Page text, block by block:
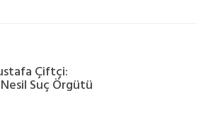
Çiftçi:
Suç Örgütü